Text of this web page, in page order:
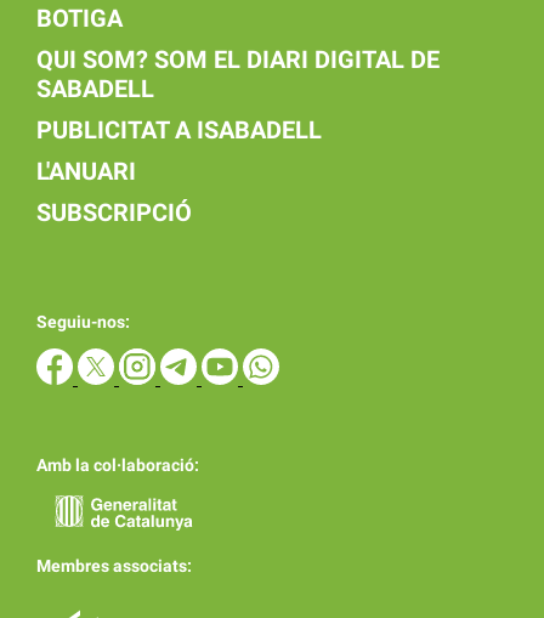
BOTIGA
QUI SOM? SOM EL DIARI DIGITAL DE
SABADELL
PUBLICITAT A ISABADELL
L'ANUARI
SUBSCRIPCIÓ
Seguiu-nos:
Amb la col·laboració:
Membres associats: